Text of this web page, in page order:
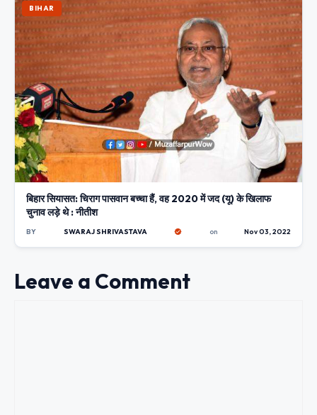
BIHAR
बिहार सियासत: चिराग पासवान बच्चा हैं, वह 2020 में जद (यू) के खिलाफ
चुनाव लड़े थे : नीतीश
BY SWARAJ SHRIVASTAVA on Nov 03, 2022
Leave a Comment